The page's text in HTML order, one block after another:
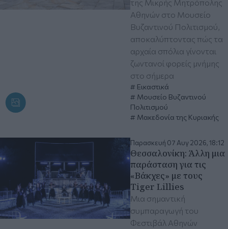
της Μικρής Μητρόπολης
Αθηνών στο Μουσείο
Βυζαντινού Πολιτισμού,
αποκαλύπτοντας πώς τα
αρχαία σπόλια γίνονται
ζωντανοί φορείς μνήμης
στο σήμερα
Εικαστικά
Μουσείο Βυζαντινού
Πολιτισμού
Μακεδονία της Κυριακής
Παρασκευή 07 Αυγ 2026, 18:12
Θεσσαλονίκη: Άλλη μια
παράσταση για τις
«Βάκχες» με τους
Tiger Lillies
Μια σημαντική
συμπαραγωγή του
Φεστιβάλ Αθηνών